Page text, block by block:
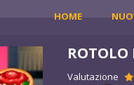
HOME
ROTOLO
Valutazione